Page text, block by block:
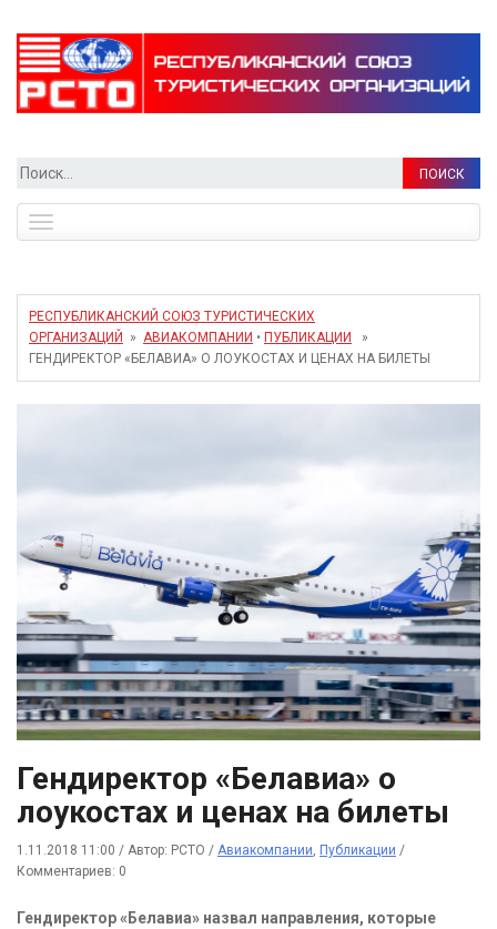
Найти:
navigation
РЕСПУБЛИКАНСКИЙ СОЮЗ ТУРИСТИЧЕСКИХ
ОРГАНИЗАЦИЙ
» АВИАКОМПАНИИ • ПУБЛИКАЦИИ
»
ГЕНДИРЕКТОР «БЕЛАВИА» О ЛОУКОСТАХ И ЦЕНАХ НА БИЛЕТЫ
Гендиректор «Белавиа» о
лоукостах и ценах на билеты
1.11.2018 11:00 / Автор: РСТО / Авиакомпании, Публикации /
Комментариев: 0
Гендиректор «Белавиа» назвал направления, которые